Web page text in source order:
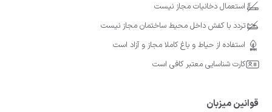
استعمال دخانیات مجاز نیست
تردد با کفش داخل محیط ساختمان مجاز نیست
استفاده از حیاط و باغ کاملا مجاز و آزاد است
کارت شناسایی معتبر کافی است
قوانین میزبان